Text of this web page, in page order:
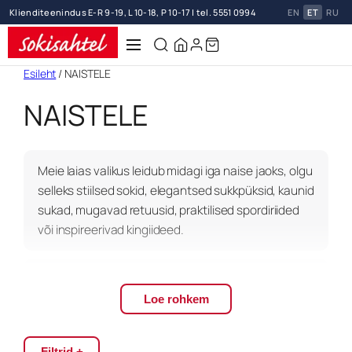
Klienditeenindus E-R 9-19, L 10-18, P 10-17 | tel. 5551 0994 EN ET RU
Liigu
juurde
Esileht / NAISTELE
NAISTELE
Meie laias valikus leidub midagi iga naise jaoks, olgu
selleks stiilsed sokid, elegantsed sukkpüksid, kaunid
sukad, mugavad retuusid, praktilised spordiriided
või inspireerivad kingiideed.
mugavuse, sooja ning suurepärase väljanägemise.
Meie sokid on valmistatud kvaliteetsetest
materjalidest ning pakuvad mitmekesiseid valikuid
Loe rohkem